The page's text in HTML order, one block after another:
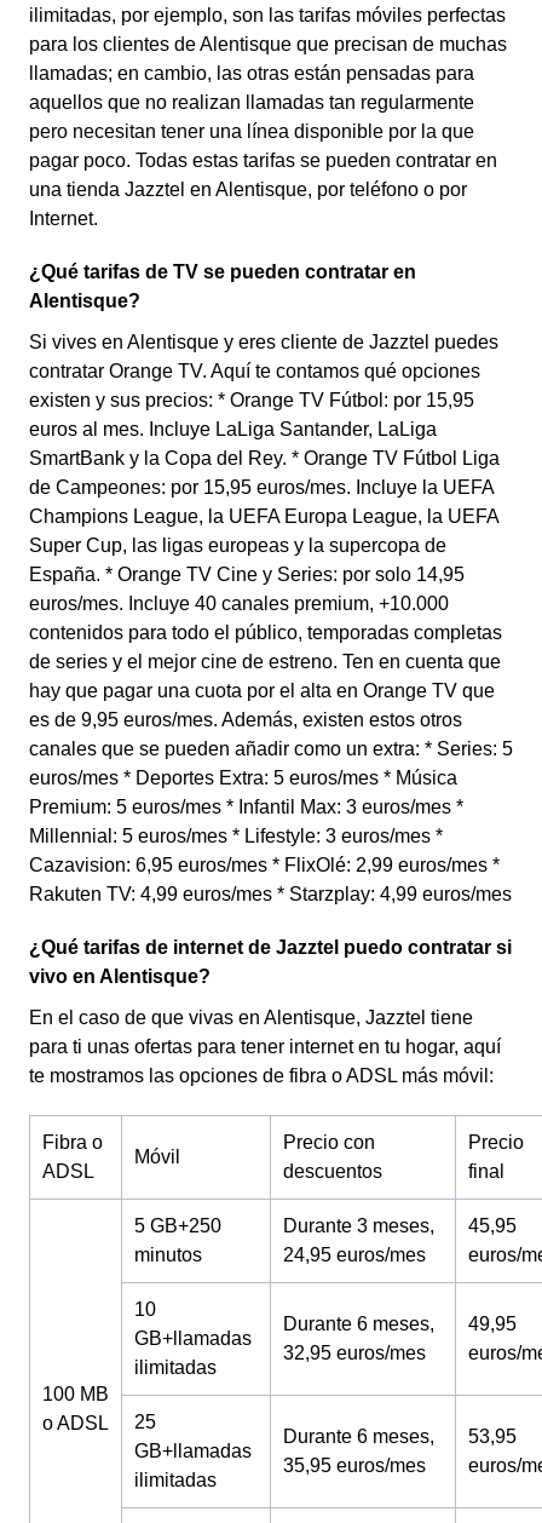
ilimitadas, por ejemplo, son las tarifas móviles perfectas
para los clientes de Alentisque que precisan de muchas
llamadas; en cambio, las otras están pensadas para
aquellos que no realizan llamadas tan regularmente
pero necesitan tener una línea disponible por la que
pagar poco. Todas estas tarifas se pueden contratar en
una tienda Jazztel en Alentisque, por teléfono o por
Internet.
¿Qué tarifas de TV se pueden contratar en
Alentisque?
Si vives en Alentisque y eres cliente de Jazztel puedes
contratar Orange TV. Aquí te contamos qué opciones
existen y sus precios: * Orange TV Fútbol: por 15,95
euros al mes. Incluye LaLiga Santander, LaLiga
SmartBank y la Copa del Rey. * Orange TV Fútbol Liga
de Campeones: por 15,95 euros/mes. Incluye la UEFA
Champions League, la UEFA Europa League, la UEFA
Super Cup, las ligas europeas y la supercopa de
España. * Orange TV Cine y Series: por solo 14,95
euros/mes. Incluye 40 canales premium, +10.000
contenidos para todo el público, temporadas completas
de series y el mejor cine de estreno. Ten en cuenta que
hay que pagar una cuota por el alta en Orange TV que
es de 9,95 euros/mes. Además, existen estos otros
canales que se pueden añadir como un extra: * Series: 5
euros/mes * Deportes Extra: 5 euros/mes * Música
Premium: 5 euros/mes * Infantil Max: 3 euros/mes *
Millennial: 5 euros/mes * Lifestyle: 3 euros/mes *
Cazavision: 6,95 euros/mes * FlixOlé: 2,99 euros/mes *
Rakuten TV: 4,99 euros/mes * Starzplay: 4,99 euros/mes
¿Qué tarifas de internet de Jazztel puedo contratar si
vivo en Alentisque?
En el caso de que vivas en Alentisque, Jazztel tiene
para ti unas ofertas para tener internet en tu hogar, aquí
te mostramos las opciones de fibra o ADSL más móvil:
Fibra o
ADSL
Móvil
Precio con
descuentos
Precio
final
100 MB
o ADSL
5 GB+250
minutos
Durante 3 meses,
24,95 euros/mes
45,95
euros/
10
GB+llamadas
ilimitadas
Durante 6 meses,
32,95 euros/mes
49,95
euros/
25
GB+llamadas
ilimitadas
Durante 6 meses,
35,95 euros/mes
53,95
euros/